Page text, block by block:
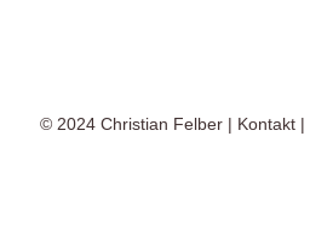
© 2024 Christian Felber | Kontakt |